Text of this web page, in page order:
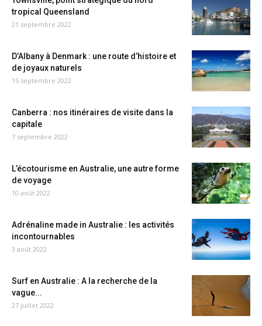
tropical Queensland
21 septembre 2022
D’Albany à Denmark : une route d’histoire et
de joyaux naturels
15 septembre 2022
Canberra : nos itinéraires de visite dans la
capitale
7 septembre 2022
L’écotourisme en Australie, une autre forme
de voyage
10 août 2022
Adrénaline made in Australie : les activités
incontournables
3 août 2022
Surf en Australie : A la recherche de la
vague...
27 juillet 2022